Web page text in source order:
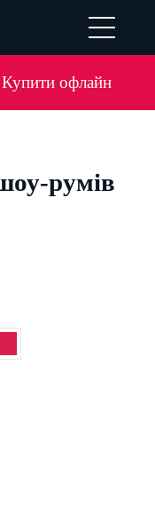
RU
Купити офлайн
румів